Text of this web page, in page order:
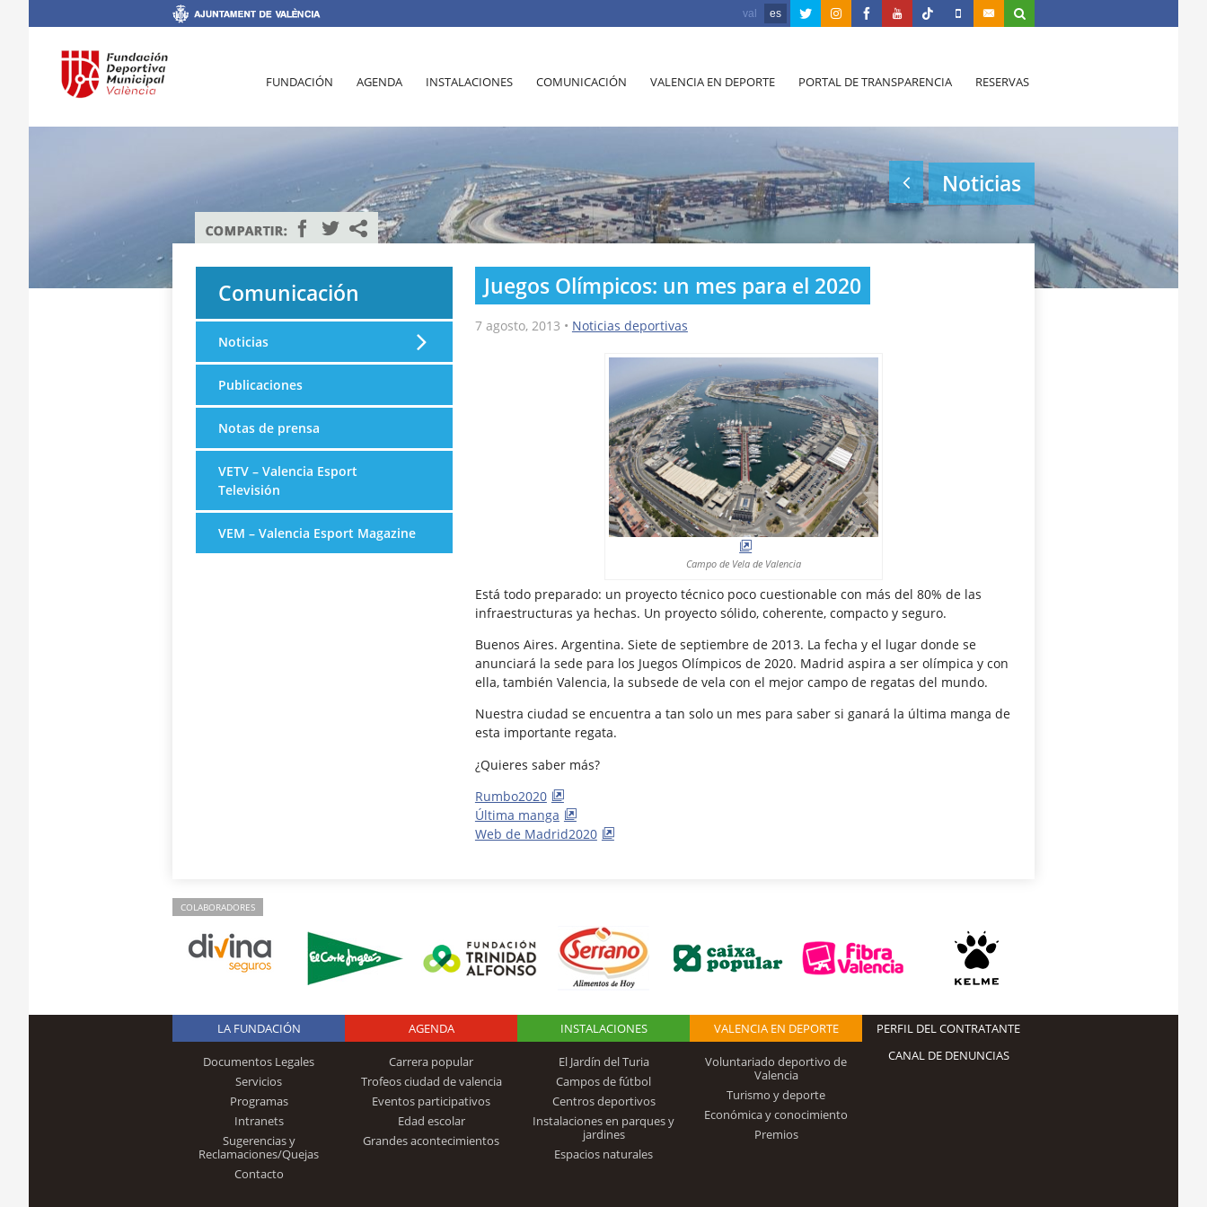
val es
FUNDACIÓN AGENDA INSTALACIONES COMUNICACIÓN VALENCIA EN DEPORTE PORTAL DE TRANSPARENCIA RESERVAS
Noticias
Juegos Olímpicos: un mes para el 2020
7 agosto, 2013 • Noticias deportivas
Campo de Vela de Valencia
Está todo preparado: un proyecto técnico poco cuestionable con más del 80% de las
infraestructuras ya hechas. Un proyecto sólido, coherente, compacto y seguro.
Buenos Aires. Argentina. Siete de septiembre de 2013. La fecha y el lugar donde se
anunciará la sede para los Juegos Olímpicos de 2020. Madrid aspira a ser olímpica y con
ella, también Valencia, la subsede de vela con el mejor campo de regatas del mundo.
Nuestra ciudad se encuentra a tan solo un mes para saber si ganará la última manga de
esta importante regata.
¿Quieres saber más?
Rumbo2020
Última manga
Web de Madrid2020
Comunicación
Noticias
Publicaciones
Notas de prensa
VETV – Valencia Esport
Televisión
VEM – Valencia Esport Magazine
COLABORADORES
Logo Fundación
Trinidad Alfonso
LA FUNDACIÓN
Documentos Legales
Servicios
Programas
Intranets
Sugerencias y
Reclamaciones/Quejas
Contacto
AGENDA
Carrera popular
Trofeos ciudad de valencia
Eventos participativos
Edad escolar
Grandes acontecimientos
INSTALACIONES
El Jardín del Turia
Campos de fútbol
Centros deportivos
Instalaciones en parques y
jardines
Espacios naturales
VALENCIA EN DEPORTE
Voluntariado deportivo de
Valencia
Turismo y deporte
Económica y conocimiento
Premios
PERFIL DEL CONTRATANTE
CANAL DE DENUNCIAS